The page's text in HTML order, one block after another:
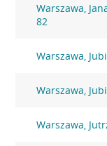
Warszawa,
82
Warszawa,
Warszawa,
Warszawa,